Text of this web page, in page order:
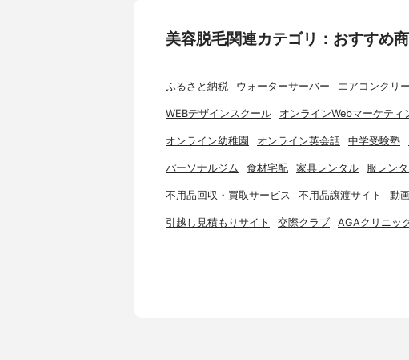
美容脱毛関連カテゴリ：おすすめ
ふるさと納税 ウォーターサーバー エアコンクリ
WEBデザインスクール オンラインWebマーケティ
オンライン幼稚園 オンライン英会話 中学受験塾
パーソナルジム 食材宅配 家具レンタル 服レン
不用品回収・買取サービス 不用品譲渡サイト 動
引越し見積もりサイト 交際クラブ AGAクリニッ